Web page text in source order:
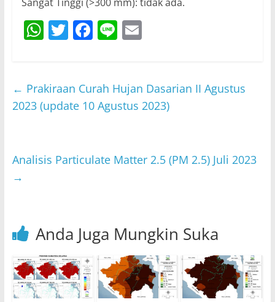
W
s
A
T
er
F
e
b
k
Li E
l
← Prakiraan Curah Hujan Dasarian II Agustus
2023 (update 10 Agustus 2023)
Analisis Particulate Matter 2.5 (PM 2.5) Juli 2023
→
Anda Juga Mungkin Suka